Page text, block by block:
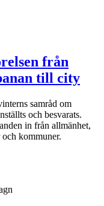
från
till city
samråd om
och besvarats.
in från allmänhet,
kommuner.